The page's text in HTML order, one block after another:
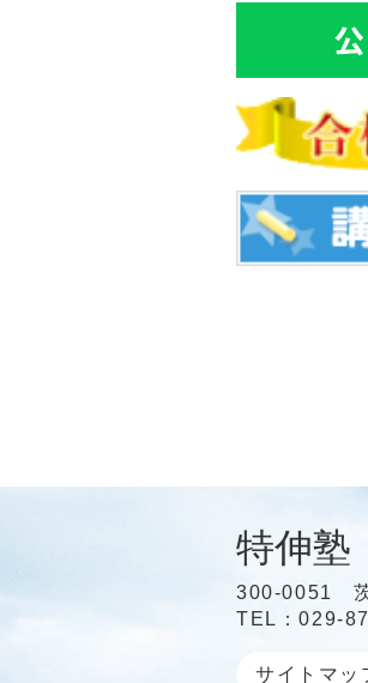
特伸塾
300-0051 茨
TEL：029-
サイトマッ